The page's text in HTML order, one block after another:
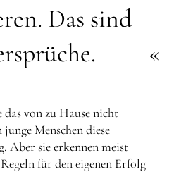
Das sind
das von zu Hause nicht
Menschen diese
Aber sie erkennen meist
für den eigenen Erfolg